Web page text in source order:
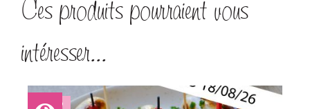
Ces produits pourraient vous
intéresser...
PROMO